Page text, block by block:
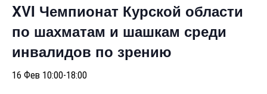
XVI Чемпионат Курской области
по шахматам и шашкам среди
инвалидов по зрению
16 Фев 10:00-18:00